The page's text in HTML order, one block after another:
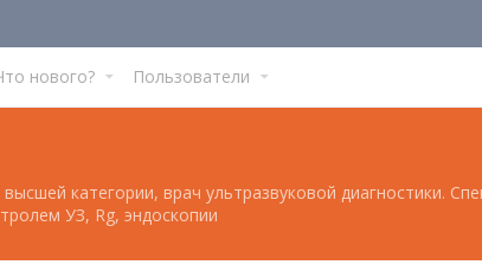
нового? Пользователи
категории, врач ультразвуковой диагностики.
УЗ, Rg, эндоскопии